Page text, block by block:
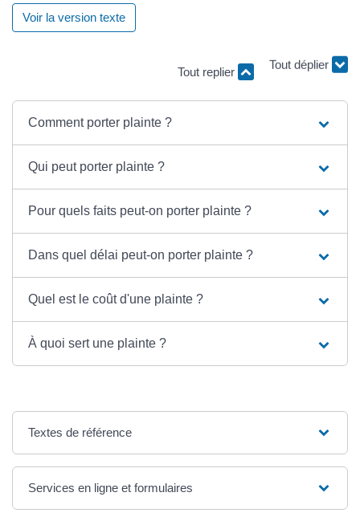
Voir la version texte
Tout replier Tout déplier
Comment porter plainte ?
Qui peut porter plainte ?
Pour quels faits peut-on porter plainte ?
Dans quel délai peut-on porter plainte ?
Quel est le coût d'une plainte ?
À quoi sert une plainte ?
Textes de référence
Services en ligne et formulaires